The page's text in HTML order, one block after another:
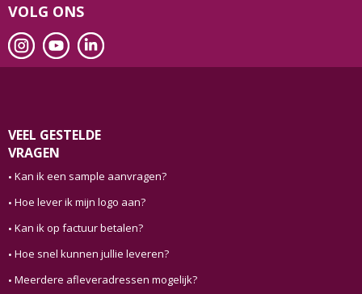
VOLG ONS
VEEL GESTELDE
VRAGEN
Kan ik een sample aanvragen?
Hoe lever ik mijn logo aan?
Kan ik op factuur betalen?
Hoe snel kunnen jullie leveren?
Meerdere afleveradressen mogelijk?